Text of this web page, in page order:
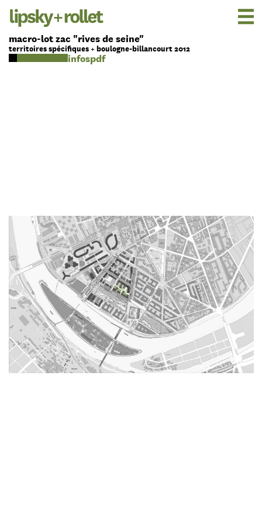
macro-lot zac "rives de seine"
territoires spécifiques + boulogne-billancourt 2012
pdf